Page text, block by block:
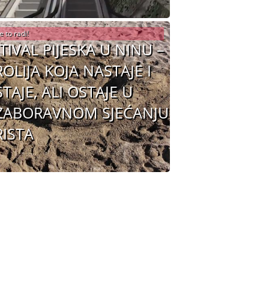
PIJESKA U NINU –
KOJA NASTAJE I
ALI OSTAJE U
SJEĆANJU
to radi!